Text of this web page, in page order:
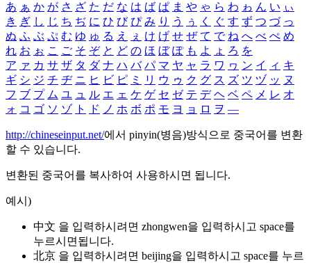
あ ぁ か が さ ざ た だ な は ば ぱ ま や ゃ ら わ ゎ ん い ぃ
き ぎ し じ ち ぢ に ひ び ぴ み り う ぅ く ぐ す ず つ づ っ
ぬ ふ ぶ ぷ む ゆ ゅ る え ぇ け げ せ ぜ て で ね へ べ ぺ め
れ お ぉ こ ご そ ぞ と ど の ほ ぼ ぽ も よ ょ ろ を
ア ァ カ サ ザ タ ダ ナ ハ バ パ マ ヤ ャ ラ ワ ヮ ン イ ィ キ
ギ シ ジ チ ヂ ニ ヒ ビ ピ ミ リ ウ ゥ ク グ ス ズ ツ ヅ ッ ヌ
フ ブ プ ム ユ ュ ル エ ェ ケ ゲ セ ゼ テ デ ヘ ベ ペ メ レ オ
ォ コ ゴ ソ ゾ ト ド ノ ホ ボ ポ モ ヨ ョ ロ ヲ ―
http://chineseinput.net/에서 pinyin(병음)방식으로 중국어를 변환
할 수 있습니다.
변환된 중국어를 복사하여 사용하시면 됩니다.
예시)
中文 을 입력하시려면 zhongwen을 입력하시고 space를
누르시면됩니다.
北京 을 입력하시려면 beijing을 입력하시고 space를 누르